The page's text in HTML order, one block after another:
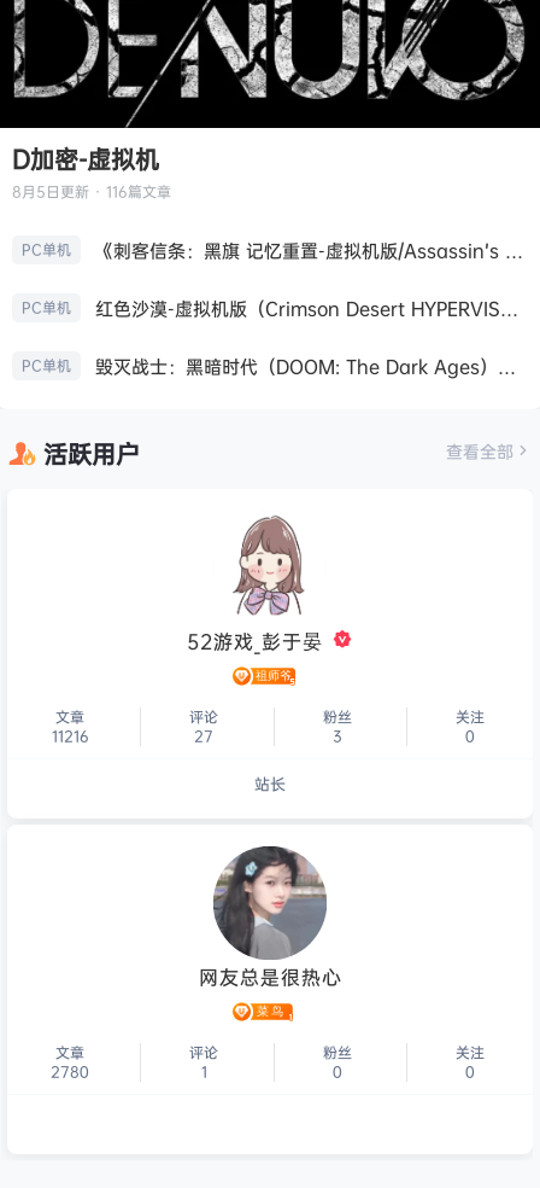
D加密-虚拟机
8月5日更新 · 116篇文章
PC单机 《刺客信条：黑旗 记忆重置-虚拟机版/Assassin’s Creed Black Flag Resynced HYPERVISOR》免安装中文版
PC单机 红色沙漠-虚拟机版（Crimson Desert HYPERVISOR）免安装中文版
PC单机 毁灭战士：黑暗时代（DOOM: The Dark Ages）免安装中文版
活跃用户 查看全部
52游戏_彭于晏
文章
11216
评论
27
粉丝
3
关注
0
站长
个人主页
网友总是很热心
文章
2780
评论
1
粉丝
0
关注
0